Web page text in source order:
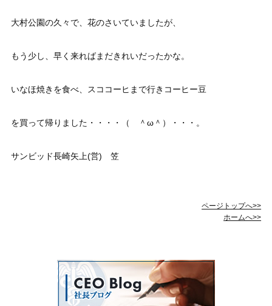
大村公園の久々で、花のさいていましたが、
もう少し、早く来ればまだきれいだったかな。
いなほ焼きを食べ、スココーヒまで行きコーヒー豆
を買って帰りました・・・・（ ＾ω＾）・・・。
サンビッド長崎矢上(営) 笠
ページトップへ>>
ホームへ>>